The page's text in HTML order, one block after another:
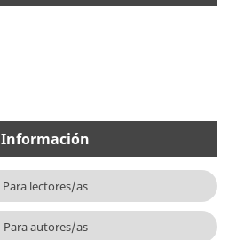
Información
Para lectores/as
Para autores/as